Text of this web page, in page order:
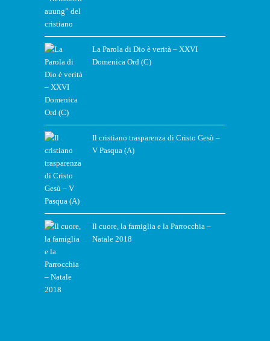
La Parola di Dio è verità – XXVI
Domenica Ord (C)
Il cristiano trasparenza di Cristo Gesù –
V Pasqua (A)
Il cuore, la famiglia e la Parrocchia –
Natale 2018